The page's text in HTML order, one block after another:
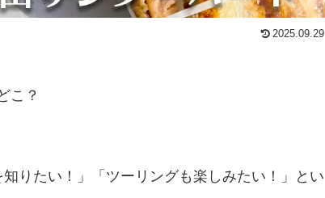
2025.09.29
こ？
りたい！」「ツーリングも楽しみたい！」とい